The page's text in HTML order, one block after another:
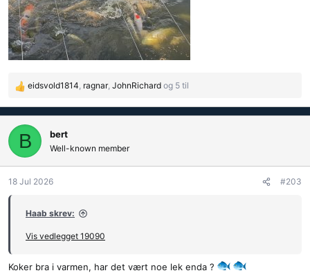
R
e
a
k
j
o
n
eidsvold1814, ragnar, JohnRichard og 5 til
B bert
Well-known member
18 Jul 2026 #203
Haab skrev:
Vis vedlegget 19090
Koker bra i varmen, har det vært noe lek enda ?